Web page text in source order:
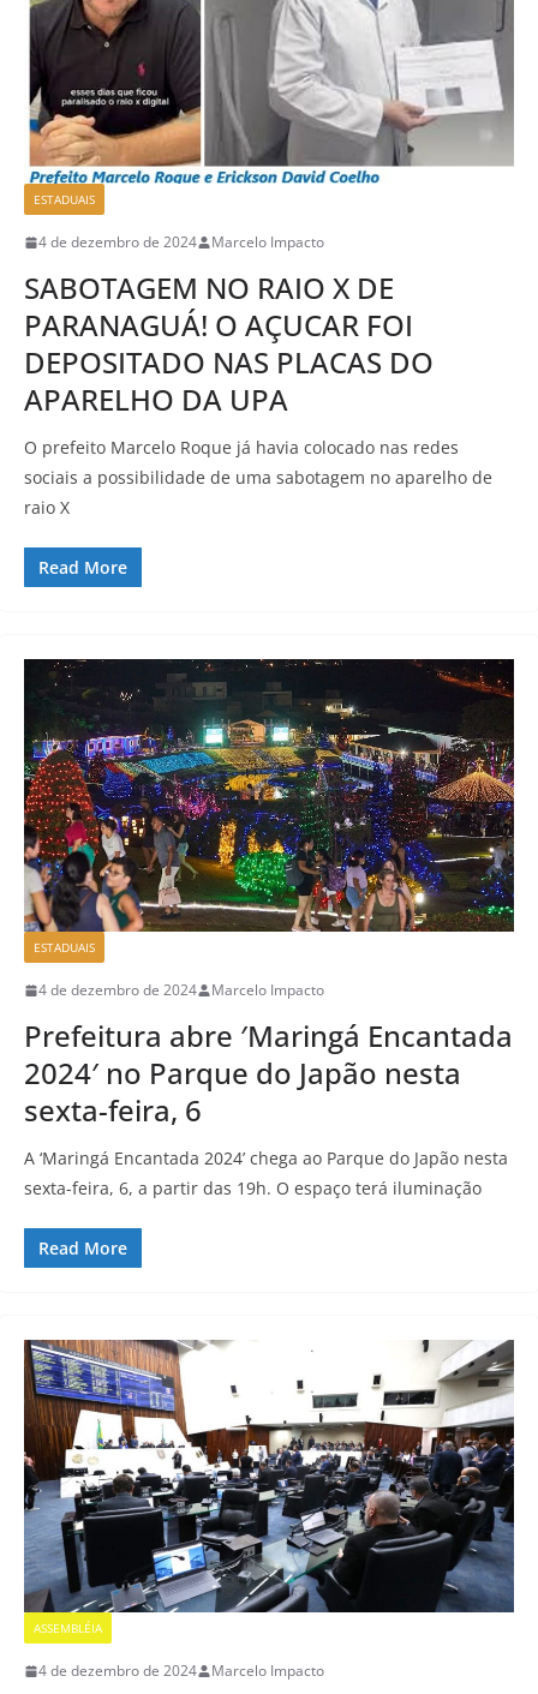
ESTADUAIS
4 de dezembro de 2024 Marcelo Impacto
SABOTAGEM NO RAIO X DE
PARANAGUÁ! O AÇUCAR FOI
DEPOSITADO NAS PLACAS DO
APARELHO DA UPA
O prefeito Marcelo Roque já havia colocado nas redes
sociais a possibilidade de uma sabotagem no aparelho de
raio X
Read More
ESTADUAIS
4 de dezembro de 2024 Marcelo Impacto
Prefeitura abre ′Maringá Encantada
2024′ no Parque do Japão nesta
sexta-feira, 6
A ‘Maringá Encantada 2024’ chega ao Parque do Japão nesta
sexta-feira, 6, a partir das 19h. O espaço terá iluminação
Read More
ASSEMBLÉIA
4 de dezembro de 2024 Marcelo Impacto